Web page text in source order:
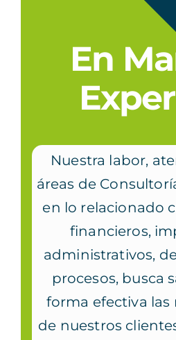
En
Nuestra labor,
áreas de
en lo relacionado
financieros,
administrativos,
procesos, busca
forma efectiva las
de nuestros